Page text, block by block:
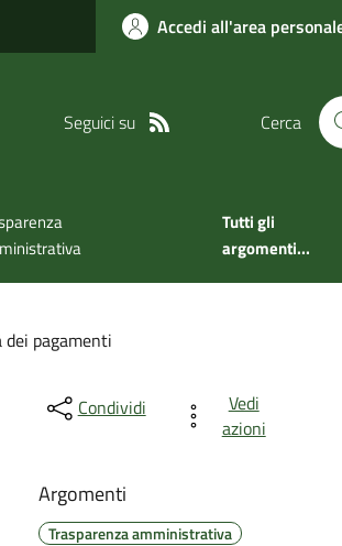
Accedi all'area
Seguici su Cerca
Tutti gli
argomenti...
pagamenti
Condividi
Vedi
azioni
Argomenti
Trasparenza amministrativa